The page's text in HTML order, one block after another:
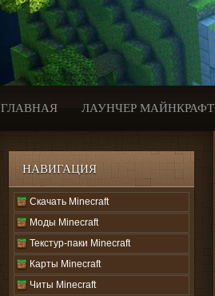
ГЛАВНАЯ ЛАУНЧЕР МАЙНКРАФТ
НАВИГАЦИЯ
Скачать Minecraft
Моды Minecraft
Текстур-паки Minecraft
Карты Minecraft
Читы Minecraft